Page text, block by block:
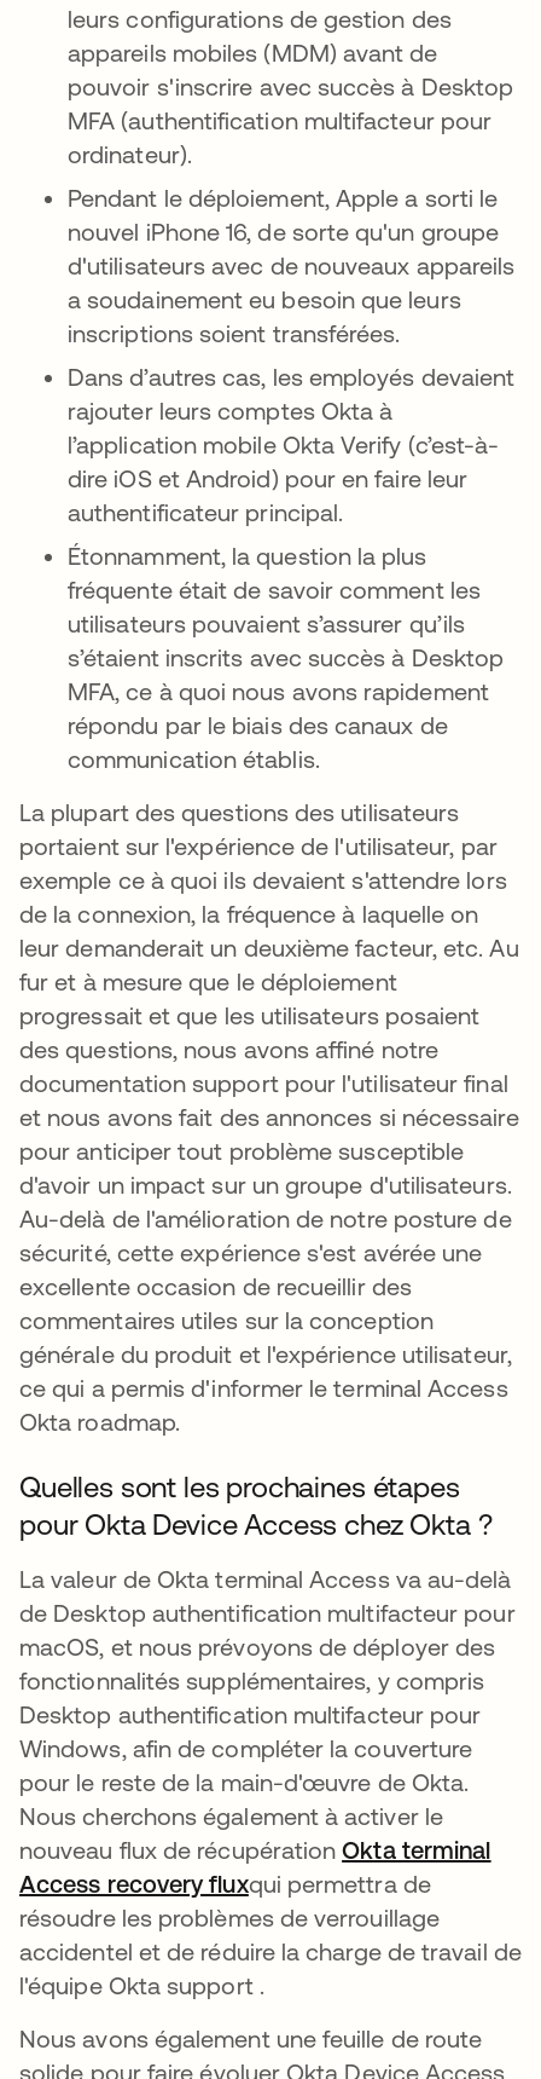
leurs configurations de gestion des
appareils mobiles (MDM) avant de
pouvoir s'inscrire avec succès à Desktop
MFA (authentification multifacteur pour
ordinateur).
Pendant le déploiement, Apple a sorti le
nouvel iPhone 16, de sorte qu'un groupe
d'utilisateurs avec de nouveaux appareils
a soudainement eu besoin que leurs
inscriptions soient transférées.
Dans d’autres cas, les employés devaient
rajouter leurs comptes Okta à
l’application mobile Okta Verify (c’est-à-
dire iOS et Android) pour en faire leur
authentificateur principal.
Étonnamment, la question la plus
fréquente était de savoir comment les
utilisateurs pouvaient s’assurer qu’ils
s’étaient inscrits avec succès à Desktop
MFA, ce à quoi nous avons rapidement
répondu par le biais des canaux de
communication établis.
La plupart des questions des utilisateurs
portaient sur l'expérience de l'utilisateur, par
exemple ce à quoi ils devaient s'attendre lors
de la connexion, la fréquence à laquelle on
leur demanderait un deuxième facteur, etc. Au
fur et à mesure que le déploiement
progressait et que les utilisateurs posaient
des questions, nous avons affiné notre
documentation support pour l'utilisateur final
et nous avons fait des annonces si nécessaire
pour anticiper tout problème susceptible
d'avoir un impact sur un groupe d'utilisateurs.
Au-delà de l'amélioration de notre posture de
sécurité, cette expérience s'est avérée une
excellente occasion de recueillir des
commentaires utiles sur la conception
générale du produit et l'expérience utilisateur,
ce qui a permis d'informer le terminal Access
Okta roadmap.
Quelles sont les prochaines étapes
pour Okta Device Access chez Okta ?
La valeur de Okta terminal Access va au-delà
de Desktop authentification multifacteur pour
macOS, et nous prévoyons de déployer des
fonctionnalités supplémentaires, y compris
Desktop authentification multifacteur pour
Windows, afin de compléter la couverture
pour le reste de la main-d'œuvre de Okta.
Nous cherchons également à activer le
nouveau flux de récupérationOkta terminal
Access recovery fluxs’ouvre dans un nouvel
qui permettra de
résoudre les problèmes de verrouillage
accidentel et de réduire la charge de travail de
l'équipe Okta support .
Nous avons également une feuille de route
solide pour faire évoluer Okta Device Access